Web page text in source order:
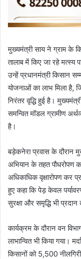
मुख्यमंत्री साय ने ग्राम के
तालाब में किए जा रहे मत्स्य
उन्हें प्रधानमंत्री किसान
योजनाओं का लाभ मिला
निरंतर वृद्धि हुई है।
समन्वित मॉडल ग्रामीण
है।
बड़ेकनेरा प्रवास के दौरान
अभियान के तहत पौधरोपण
अधिकाधिक वृक्षारोपण कर
हुए कहा कि पेड़ केवल
सुरक्षा और समृद्धि भी
कार्यक्रम के दौरान वन
लाभान्वित भी किया गया।
किसानों को 5,500 नीलगिरी